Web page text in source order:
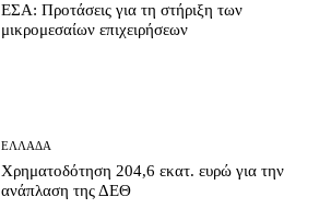
ΕΣΑ: Προτάσεις για τη στήριξη των
μικρομεσαίων επιχειρήσεων
ΕΛΛΆΔΑ
Χρηματοδότηση 204,6 εκατ. ευρώ για την
ανάπλαση της ΔΕΘ